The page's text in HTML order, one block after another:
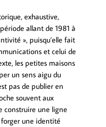
exhaustive,
allant de 1981 à
», puisqu’elle fait
et celui de
les petites maisons
un sens aigu du
pas de publier en
souvent aux
construire une ligne
une identité